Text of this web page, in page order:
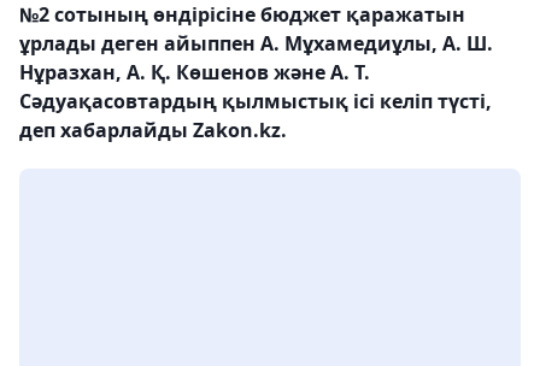
№2 сотының өндірісіне бюджет қаражатын
ұрлады деген айыппен А. Мұхамедиұлы, А. Ш.
Нұразхан, А. Қ. Көшенов және А. Т.
Сәдуақасовтардың қылмыстық ісі келіп түсті,
деп хабарлайды Zakon.kz.